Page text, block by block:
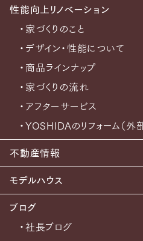
性能向上リノベーション
・家づくりのこと
・デザイン・性能について
・商品ラインナップ
・家づくりの流れ
・アフターサービス
・YOSHIDAのリフォーム（外
不動産情報
モデルハウス
ブログ
・社長ブログ